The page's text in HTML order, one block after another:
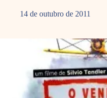
14 de outubro de 2011